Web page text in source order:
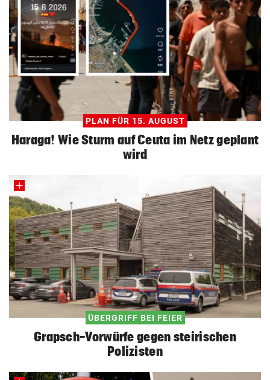
PLAN FÜR 15. AUGUST
Haraga! Wie Sturm auf Ceuta im Netz geplant
wird
ÜBERGRIFF BEI FEIER
Grapsch-Vorwürfe gegen steirischen
Polizisten